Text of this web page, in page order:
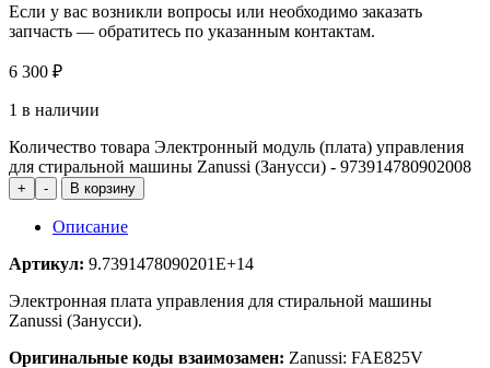
Если у вас возникли вопросы или необходимо заказать
запчасть — обратитесь по указанным контактам.
6 300 ₽
1 в наличии
Количество товара Электронный модуль (плата) управления
для стиральной машины Zanussi (Занусси) - 973914780902008
+ - В корзину
Описание
Артикул: 9.7391478090201E+14
Электронная плата управления для стиральной машины
Zanussi (Занусси).
Оригинальные коды взаимозамен: Zanussi: FAE825V